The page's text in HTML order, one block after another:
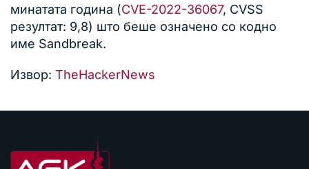
минатата година (CVE-2022-36067, CVSS
резултат: 9,8) што беше означено со кодно
име Sandbreak.
Извор: TheHackerNews